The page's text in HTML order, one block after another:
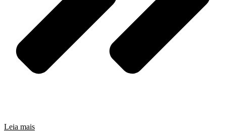
Leia mais